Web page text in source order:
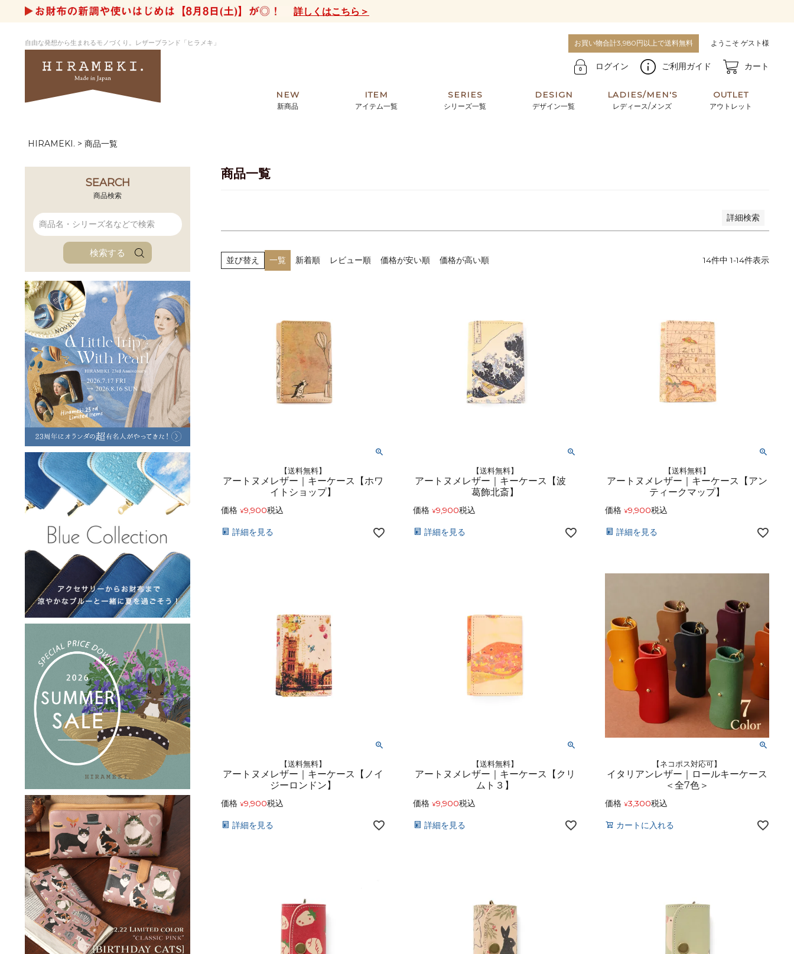
詳しくはこちら＞
自由な発想から生まれるモノづくり。レザーブランド「ヒラメキ」 お買い物合計3,980円以上で送料無料 ようこそ ゲスト様
ログイン ご利用ガイド カート
NEW
新商品
ITEM
アイテム一覧
SERIES
シリーズ一覧
シーナリーオブザコメット
ブルーアート
アーキライン
イタリアンレザー ブライトン
ローダ アートレザーバッグ
ラフヴィンテージ
ハレノヒプロジェクト
DESIGN
デザイン一覧
ナルデザインまで。日常にお気に入りのアートを。
LADIES/MEN'S
レディース/メンズ
さが楽しめるナチュラルな小物まで。
OUTLET
アウトレット
HIRAMEKI. 商品一覧
SEARCH
商品検索
検索する
商品一覧
詳細検索
〜
商品番号/JANコード
新着順
登録順 価格が安い順
価格が高い順
並び替え 一覧 新着順 レビュー順 価格が安い順 価格が高い順 14件中 1-14件表示
【送料無料】
アートヌメレザー｜キーケース【ホワ
イトショップ】
価格 ¥9,900税込
詳細を見る
【送料無料】
アートヌメレザー｜キーケース【波
葛飾北斎】
価格 ¥9,900税込
詳細を見る
【送料無料】
アートヌメレザー｜キーケース【アン
ティークマップ】
価格 ¥9,900税込
詳細を見る
【送料無料】
アートヌメレザー｜キーケース【ノイ
ジーロンドン】
価格 ¥9,900税込
詳細を見る
【送料無料】
アートヌメレザー｜キーケース【クリ
ムト３】
価格 ¥9,900税込
詳細を見る
【ネコポス対応可】
イタリアンレザー｜ロールキーケース
＜全7色＞
価格 ¥3,300税込
カートに入れる